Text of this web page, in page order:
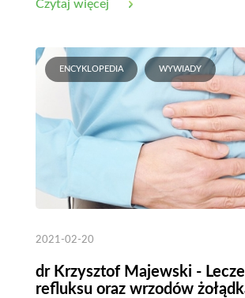
Czytaj więcej
ENCYKLOPEDIA WYWIADY
2021-02-20
dr Krzysztof Majewski -
refluksu oraz wrzodów